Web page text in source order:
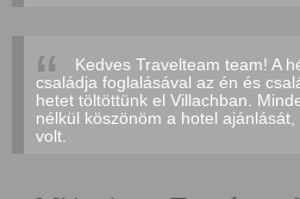
Kedves Travelteam team! A
családja foglalásával az én és
hetet töltöttünk el Villachban.
nélkül köszönöm a hotel
volt.